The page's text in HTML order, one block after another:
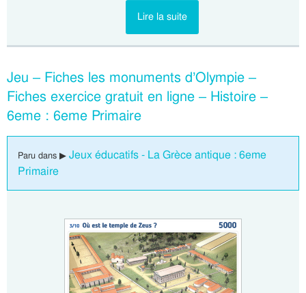
Lire la suite
Jeu – Fiches les monuments d’Olympie –
Fiches exercice gratuit en ligne – Histoire –
6eme : 6eme Primaire
Paru dans ▶ Jeux éducatifs - La Grèce antique : 6eme
Primaire